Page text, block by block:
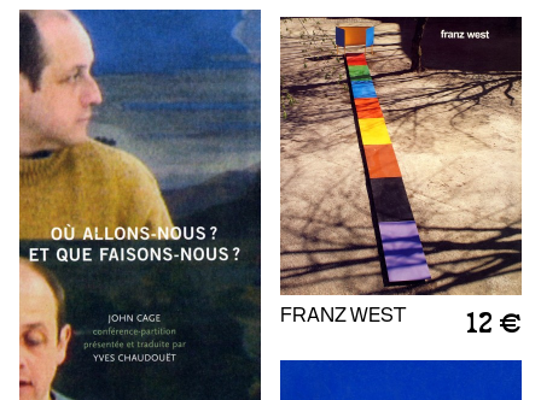
FRANZ WEST 12 €